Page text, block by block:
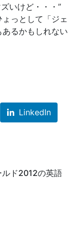
いけど・・・”
っとして「ジェ
るかもしれない
LinkedIn
ド2012の英語